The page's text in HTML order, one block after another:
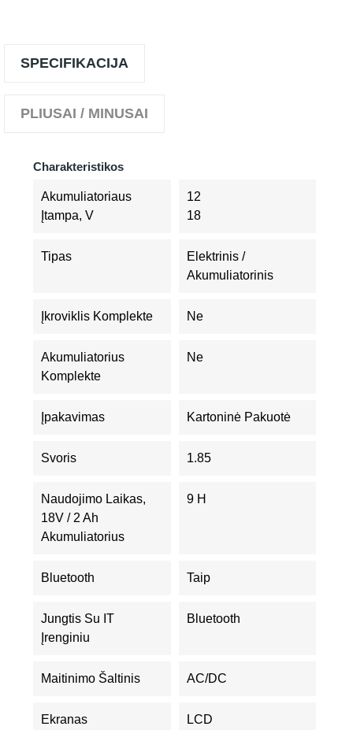
SPECIFIKACIJA
PLIUSAI / MINUSAI
Charakteristikos
Akumuliatoriaus
Įtampa, V
12
18
Tipas
Elektrinis /
Akumuliatorinis
Įkroviklis Komplekte Ne
Akumuliatorius
Komplekte
Ne
Įpakavimas Kartoninė Pakuotė
Svoris 1.85
Naudojimo Laikas,
18V / 2 Ah
Akumuliatorius
9 H
Bluetooth Taip
Jungtis Su IT
Įrenginiu
Bluetooth
Maitinimo Šaltinis AC/DC
Ekranas LCD